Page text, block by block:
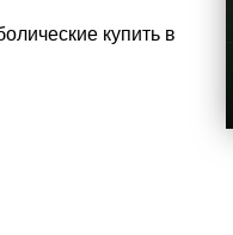
купить в